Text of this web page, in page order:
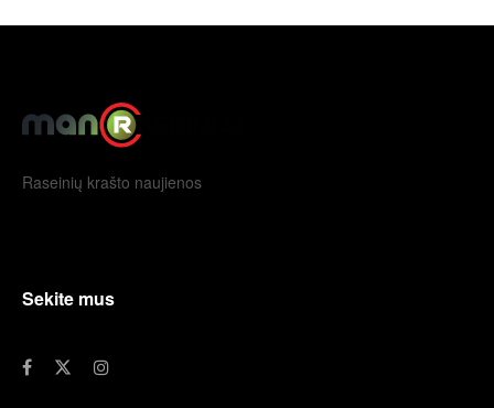
Raseinių krašto naujienos
Sekite mus